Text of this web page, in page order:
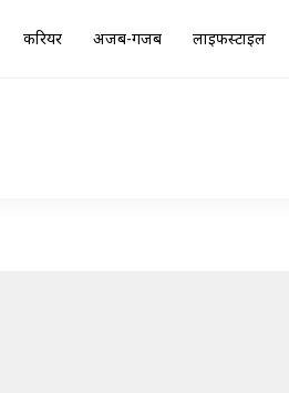
करियर अजब-गजब लाइफस्टाइल